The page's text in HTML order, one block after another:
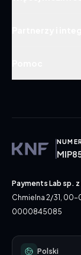
Payments Lab sp.
Chmielna 2/31, 00-
0000845085
Polski